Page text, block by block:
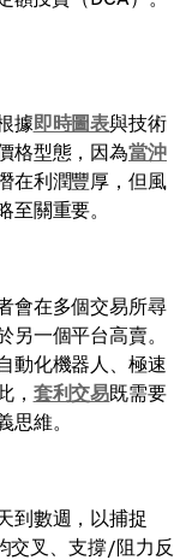
據即時圖表與技術
格型態，因為當沖
在利潤豐厚，但風
關重要。
會在多個交易所尋
一個平台高賣。
動化機器人、極速
， 套利交易既需要
維。
到數週，以捕捉
交叉、支撐/阻力反